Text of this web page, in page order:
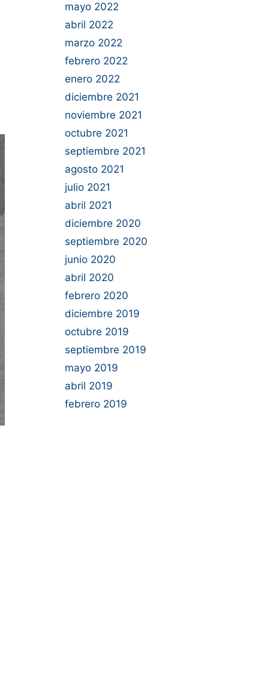
mayo 2022
abril 2022
marzo 2022
febrero 2022
enero 2022
diciembre 2021
noviembre 2021
octubre 2021
septiembre 2021
agosto 2021
julio 2021
abril 2021
diciembre 2020
septiembre 2020
junio 2020
abril 2020
febrero 2020
diciembre 2019
octubre 2019
septiembre 2019
mayo 2019
abril 2019
febrero 2019